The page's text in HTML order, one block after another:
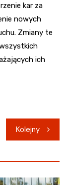
kar za
nowych
Zmiany te
ich
Kolejny